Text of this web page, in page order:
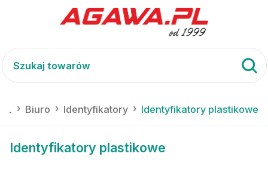
Biuro Identyfikatory Identyfikatory plastikowe
Identyfikatory plastikowe